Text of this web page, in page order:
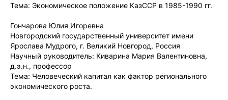
Тема: Экономическое положение КазССР в 1985-1990 гг.
Гончарова Юлия Игоревна
Новгородский государственный университет имени
Ярослава Мудрого, г. Великий Новгород, Россия
Научный руководитель: Киварина Мария Валентиновна,
д.э.н., профессор
Тема: Человеческий капитал как фактор регионального
экономического роста.